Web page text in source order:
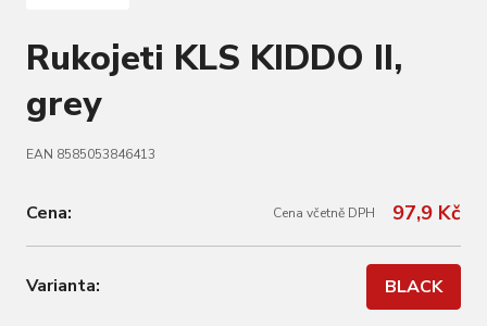
Rukojeti KLS KIDDO II,
grey
EAN 8585053846413
Cena: Cena včetně DPH 97,9 Kč
Varianta: BLACK